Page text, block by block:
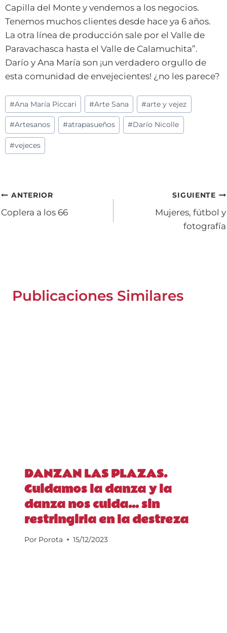
Capilla del Monte y vendemos a los negocios.
Tenemos muchos clientes desde hace ya 6 años.
La otra línea de producción sale por el Valle de
Paravachasca hasta el Valle de Calamuchita”.
Darío y Ana María son ¡un verdadero orgullo de
esta comunidad de envejecientes! ¿no les parece?
Etiquetas
de
la
entrada:
#Ana María Piccari #Arte Sana #arte y vejez
#Artesanos #atrapasueños #Darío Nicolle
#vejeces
Navegación
de
ANTERIOR
Coplera a los 66
SIGUIENTE
Mujeres, fútbol y
fotografía
Publicaciones Similares
DANZAN LAS PLAZAS.
Cuidamos la danza y la
danza nos cuida… sin
restringirla en la destreza
Por Porota 15/12/2023